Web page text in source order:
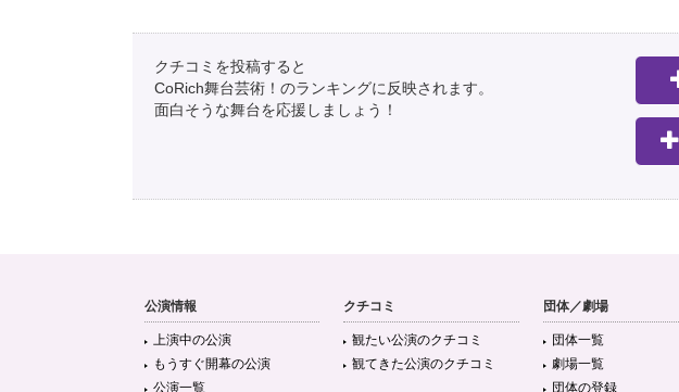
クチコミを投稿すると
CoRich舞台芸術！のランキングに反映されます。
面白そうな舞台を応援しましょう！
公演情報
上演中の公演
もうすぐ開幕の公演
公演一覧
クチコミ
観たい公演のクチコミ
観てきた公演のクチコミ
団体／劇場
団体一覧
劇場一覧
団体の登録